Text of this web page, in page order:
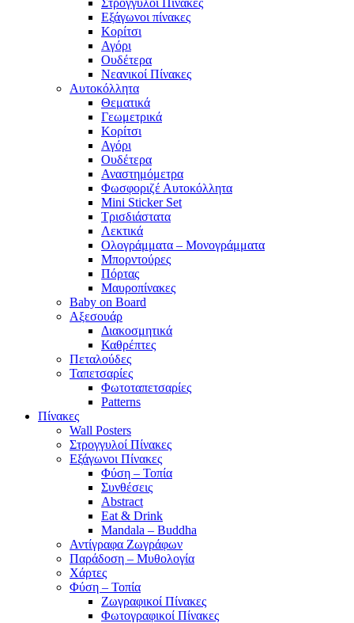
Στρογγυλοί Πίνακες
Εξάγωνοι πίνακες
Κορίτσι
Αγόρι
Ουδέτερα
Νεανικοί Πίνακες
Αυτοκόλλητα
Θεματικά
Γεωμετρικά
Κορίτσι
Αγόρι
Ουδέτερα
Αναστημόμετρα
Φωσφοριζέ Αυτοκόλλητα
Mini Sticker Set
Tρισδιάστατα
Λεκτικά
Ολογράμματα – Μονογράμματα
Μπορντούρες
Πόρτας
Μαυροπίνακες
Baby on Board
Αξεσουάρ
Διακοσμητικά
Καθρέπτες
Πεταλούδες
Ταπετσαρίες
Φωτοταπετσαρίες
Patterns
Πίνακες
Wall Posters
Στρογγυλοί Πίνακες
Εξάγωνοι Πίνακες
Φύση – Τοπία
Συνθέσεις
Abstract
Eat & Drink
Mandala – Buddha
Αντίγραφα Ζωγράφων
Παράδοση – Μυθολογία
Χάρτες
Φύση – Τοπία
Ζωγραφικοί Πίνακες
Φωτογραφικοί Πίνακες